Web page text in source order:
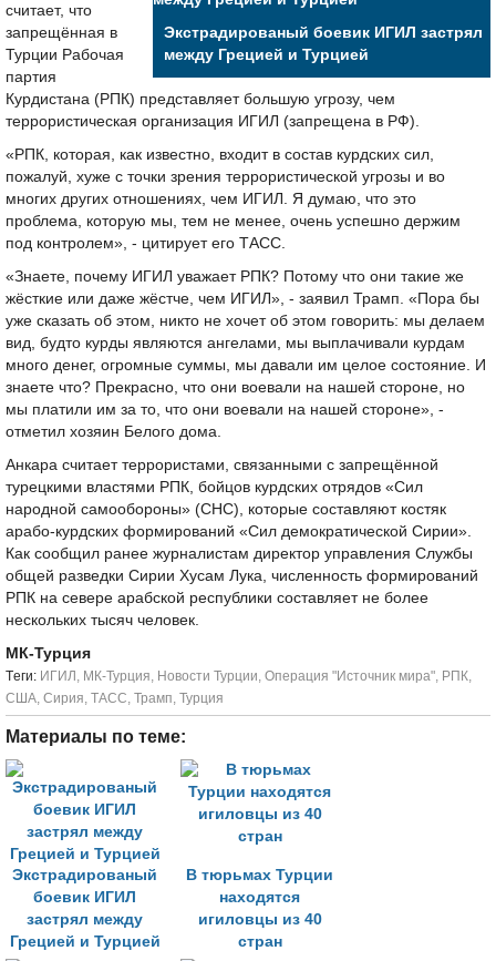
Экстрадированый боевик ИГИЛ застрял
между Грецией и Турцией
считает, что
запрещённая в
Турции Рабочая
партия
Курдистана (РПК) представляет большую угрозу, чем
террористическая организация ИГИЛ (запрещена в РФ).
«РПК, которая, как известно, входит в состав курдских сил,
пожалуй, хуже с точки зрения террористической угрозы и во
многих других отношениях, чем ИГИЛ. Я думаю, что это
проблема, которую мы, тем не менее, очень успешно держим
под контролем», - цитирует его ТАСС.
«Знаете, почему ИГИЛ уважает РПК? Потому что они такие же
жёсткие или даже жёстче, чем ИГИЛ», - заявил Трамп. «Пора бы
уже сказать об этом, никто не хочет об этом говорить: мы делаем
вид, будто курды являются ангелами, мы выплачивали курдам
много денег, огромные суммы, мы давали им целое состояние. И
знаете что? Прекрасно, что они воевали на нашей стороне, но
мы платили им за то, что они воевали на нашей стороне», -
отметил хозяин Белого дома.
Анкара считает террористами, связанными с запрещённой
турецкими властями РПК, бойцов курдских отрядов «Сил
народной самообороны» (СНС), которые составляют костяк
арабо-курдских формирований «Сил демократической Сирии».
Как сообщил ранее журналистам директор управления Службы
общей разведки Сирии Хусам Лука, численность формирований
РПК на севере арабской республики составляет не более
нескольких тысяч человек.
МК-Турция
Tеги: ИГИЛ , МК-Турция, Новости Турции, Операция "Источник мира", РПК,
США, Сирия, ТАСС, Трамп, Турция
Материалы по теме:
Экстрадированый
боевик ИГИЛ
застрял между
Грецией и Турцией
В тюрьмах Турции
находятся
игиловцы из 40
стран